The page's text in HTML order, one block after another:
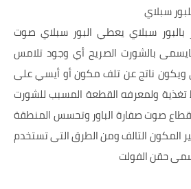
سبلاي
بالبور سبلاي يعطي البور سبلاي صوت
بالشورت الصريح أي وجود تلامس
ويكون ناتج عن تلف مكون أو أيسي على
تغذية ولمعرفه القطعة المسبب للشورت
صوت صفارة الباور وتحسس المنطقة
المكون التالف ومن الطرق التى تستخدم
حقن الفولت